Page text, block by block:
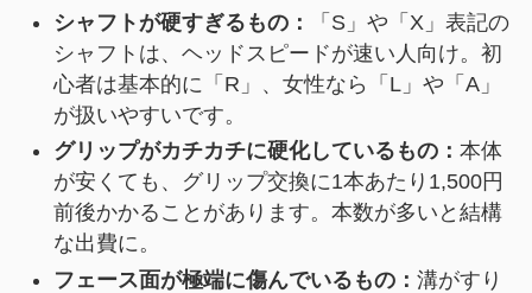
シャフトが硬すぎるもの：
「S」や「X」表記の
シャフトは、ヘッドスピードが速い人向け。初
心者は基本的に「R」、女性なら「L」や「A」
が扱いやすいです。
グリップがカチカチに硬化しているもの： 本体
が安くても、グリップ交換に1本あたり1,500円
前後かかることがあります。本数が多いと結構
な出費に。
フェース面が極端に傷んでいるもの： 溝がすり